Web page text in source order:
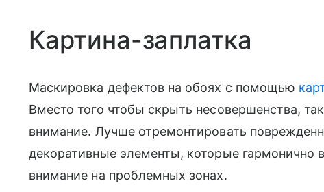
Картина-заплатка
Маскировка дефектов на обоях с помощью
Вместо того чтобы скрыть несовершенства,
внимание. Лучше отремонтировать
декоративные элементы, которые гармонично
внимание на проблемных зонах.